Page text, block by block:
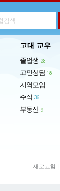
고대 교우
졸업생 28
고민상담 18
지역모임
주식 36
부동산 9
새로고침